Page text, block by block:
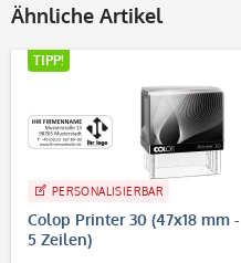
Ähnliche Artikel
TIPP!
PERSONALISIERBAR
Colop Printer 30 (47x18 mm -
5 Zeilen)